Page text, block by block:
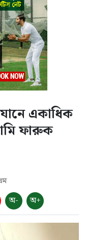
একাধিক
ফারুক
অ- অ+